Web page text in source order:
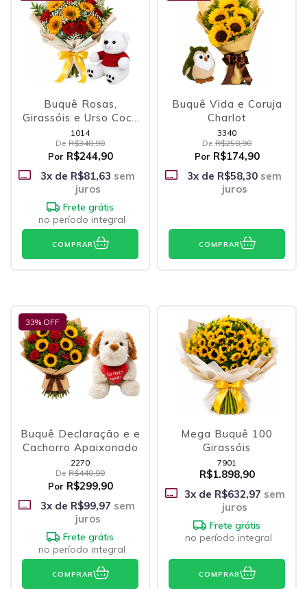
Buquê Rosas,
Girassóis e Urso Coca
Cola
1014
De R$348,90
Por R$244,90
3x de R$81,63 sem
juros
Frete grátis
no período integral
COMPRAR
Buquê Vida e Coruja
Charlot
3340
De R$258,90
Por R$174,90
3x de R$58,30 sem
juros
COMPRAR
33% OFF
Buquê Declaração e e
Cachorro Apaixonado
2270
De R$448,90
Por R$299,90
3x de R$99,97 sem
juros
Frete grátis
no período integral
COMPRAR
Mega Buquê 100
Girassóis
7901
R$1.898,90
3x de R$632,97 sem
juros
Frete grátis
no período integral
COMPRAR